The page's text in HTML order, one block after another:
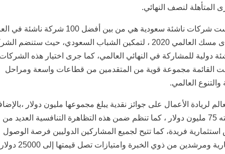
المتأهلة لنصف النهائي.
وتأتي أربع شركات ناشئة في “كاوست” من أصل ست شركات ناشئة سعودية هي من بين أفضل 100 شركة
ستتنافس في النهائي العالمي للمسابقة خلال منتدى مسك العالمي 2020 ، لتمكين الشباب السعودي، حيث
السعودية إلى 100 شركة ناشئة دولية للمشاركة في النهائي العالمي، كما جرى اختيار هذه
القائمة مجموعة قوية من المتقدمين من قطاعات واسعة ومراحل
العالمي.
الأعمال على جوائز نقدية يبلغ مجموعها مليون دولار
إلى فرص استثمارية إضافية ودعم عيني تصل قيمته 75 مليون دولار ، كما تنظم ضمن هذه التظاهرة التنافسية العديد من
فريدة، كما تتيح لجميع المشاركين الدوليين فرصة الوصول
الفوري إلى برامج تدريبية مجانية مع خبرات استشارية